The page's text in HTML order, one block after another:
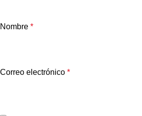
Nombre *
Correo electrónico *